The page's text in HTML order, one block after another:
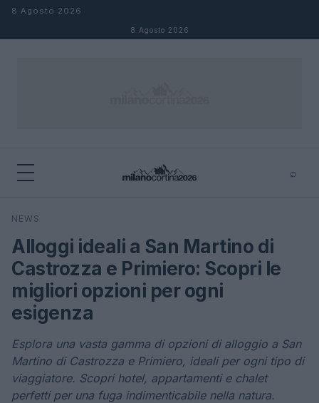
Salta al contenuto
8 Agosto 2026
8 Agosto 2026
⌕
Cerca
NEWS
Alloggi ideali a San Martino di
Castrozza e Primiero: Scopri le
migliori opzioni per ogni
esigenza
Esplora una vasta gamma di opzioni di alloggio a San
Martino di Castrozza e Primiero, ideali per ogni tipo di
viaggiatore. Scopri hotel, appartamenti e chalet
perfetti per una fuga indimenticabile nella natura.